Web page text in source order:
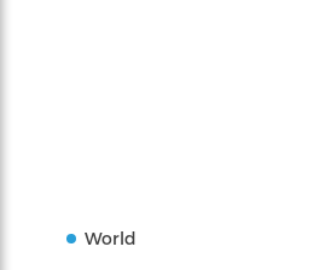
World